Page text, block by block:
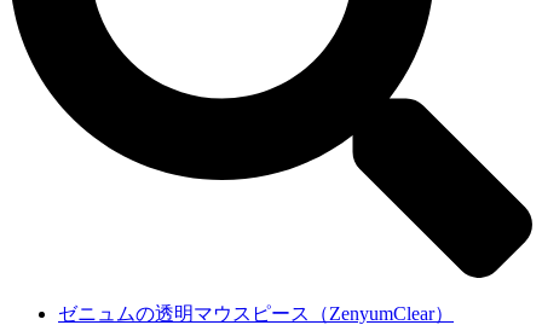
ゼニュムの透明マウスピース（ZenyumClear）